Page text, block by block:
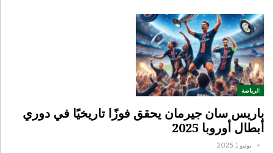
الرياضة
باريس سان جيرمان يحقق فوزًا تاريخيًا في دوري
أبطال أوروبا 2025
يونيو 1, 2025